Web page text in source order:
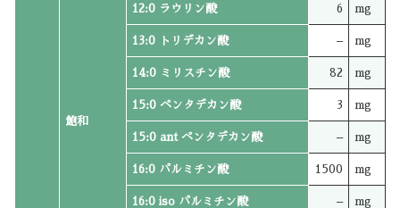
飽和
12:0 ラウリン酸 6 mg
13:0 トリデカン酸 – mg
14:0 ミリスチン酸 82 mg
15:0 ペンタデカン酸 3 mg
15:0 ant ペンタデカン酸 – mg
16:0 パルミチン酸 1500 mg
16:0 iso パルミチン酸 – mg